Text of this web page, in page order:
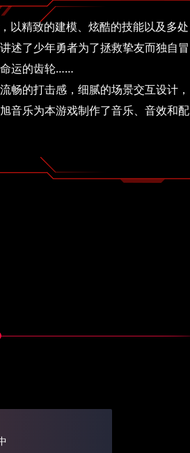
以精致的建模、炫酷的技能以及多处
述了少年勇者为了拯救挚友而独自冒
运的齿轮……
畅的打击感，细腻的场景交互设计，
音乐为本游戏制作了音乐、音效和配